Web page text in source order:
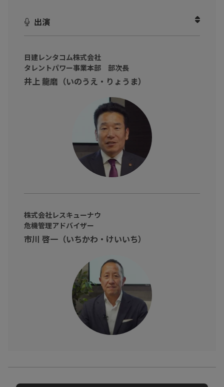
このような課題をお持ちの方も多いのではないでしょうか。
その要因は、マニュアルだけのBCP対策であったり、担当者レベ
とにあります。
解決するにはどうすればよいのでしょうか？
そこでヒントとなるのが、実戦的な訓練を中心としたレスキュー
ナウの「アドバイザリーサービス」です。
本動画では、防災・BCP対策に詳しい市川啓一 氏（株式会社レス
キューナウ 危機管理アドバイザー）と、被災経験からBCP強化を
行っている日建レンタコムグループBCP担当者の井上龍磨 氏（日
建レンタコム株式会社 タレントパワー事業本部 部次長）をお招き
し、企業の「防災・BCP」の課題を解決する具体的なヒントを伺
出演
日建レンタコム株式会社
タレントパワー事業本部 部次長
井上 龍磨（いのうえ・りょうま）
株式会社レスキューナウ
危機管理アドバイザー
市川 啓一（いちかわ・けいいち）